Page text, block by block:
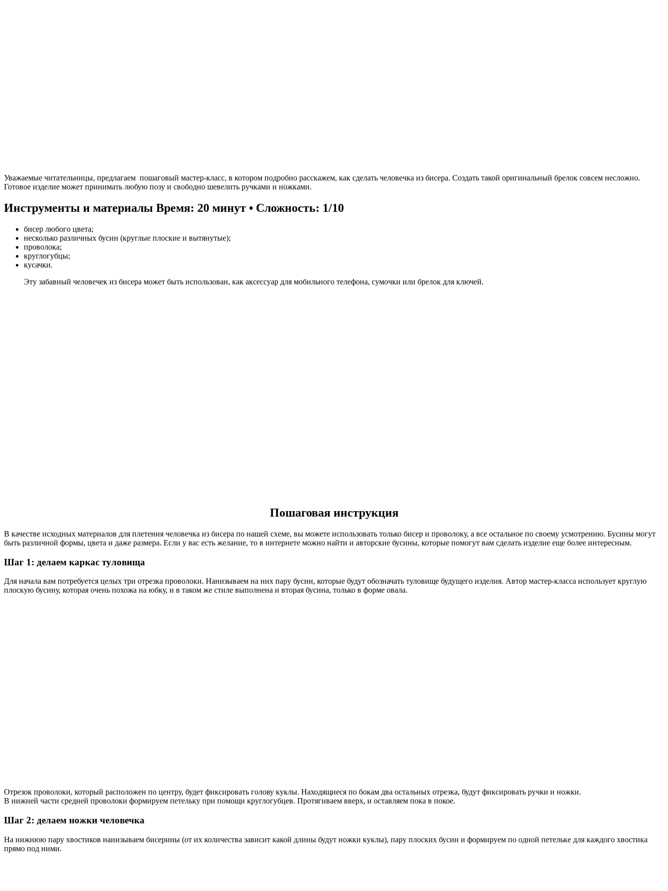
Уважаемые читательницы, предлагаем пошаговый мастер-класс, в котором подробно расскажем, как сделать человечка из бисера. Создать такой оригинальный брелок совсем несложно.
Готовое изделие может принимать любую позу и свободно шевелить ручками и ножками.
Инструменты и материалы Время: 20 минут • Сложность: 1/10
бисер любого цвета;
несколько различных бусин (круглые плоские и вытянутые);
проволока;
круглогубцы;
кусачки.
Эту забавный человечек из бисера может быть использован, как аксессуар для мобильного телефона, сумочки или брелок для ключей.
Пошаговая инструкция
В качестве исходных материалов для плетения человечка из бисера по нашей схеме, вы можете использовать только бисер и проволоку, а все остальное по своему усмотрению. Бусины могут
быть различной формы, цвета и даже размера. Если у вас есть желание, то в интернете можно найти и авторские бусины, которые помогут вам сделать изделие еще более интересным.
Шаг 1: делаем каркас туловища
Для начала вам потребуется целых три отрезка проволоки. Нанизываем на них пару бусин, которые будут обозначать туловище будущего изделия. Автор мастер-класса использует круглую
плоскую бусину, которая очень похожа на юбку, и в таком же стиле выполнена и вторая бусина, только в форме овала.
Отрезок проволоки, который расположен по центру, будет фиксировать голову куклы. Находящиеся по бокам два остальных отрезка, будут фиксировать ручки и ножки.
В нижней части средней проволоки формируем петельку при помощи круглогубцев. Протягиваем вверх, и оставляем пока в покое.
Шаг 2: делаем ножки человечка
На нижнюю пару хвостиков нанизываем бисерины (от их количества зависит какой длины будут ножки куклы), пару плоских бусин и формируем по одной петельке для каждого хвостика
прямо под ними.